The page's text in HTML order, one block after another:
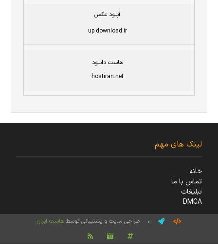
آپلود عکس
up.download.ir
هاست دانلود
hostiran.net
لینک های مهم
خانه
تماس با ما
تبلیغات
DMCA
• طراحی سایت و پشتیبانی توسط هاست ایران